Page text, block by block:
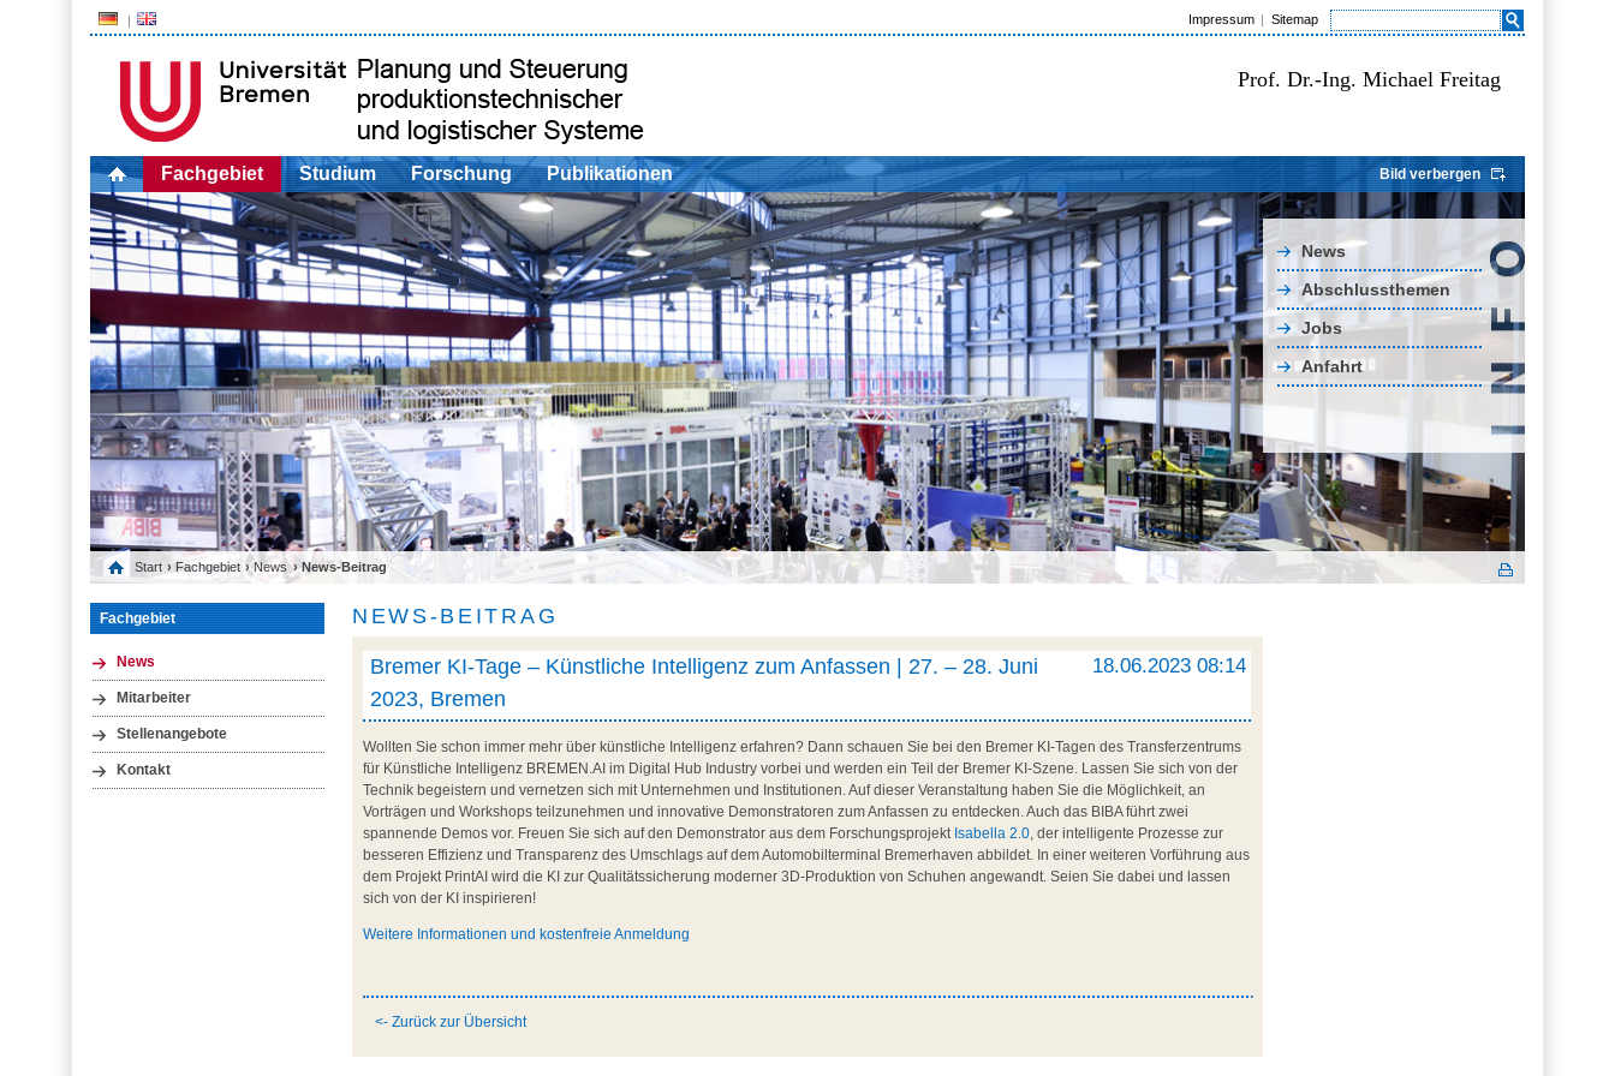
Impressum Sitemap
Prof. Dr.-Ing. Michael Freitag
Fachgebiet Studium Forschung Publikationen Bild verbergen
News
Abschlussthemen
Jobs
Anfahrt
Start › Fachgebiet ›News › News-Beitrag
Fachgebiet
News
Mitarbeiter
Stellenangebote
Kontakt
NEWS-BEITRAG
18.06.2023 08:14
Bremer KI-Tage – Künstliche Intelligenz zum Anfassen | 27. – 28. Juni
2023, Bremen
Wollten Sie schon immer mehr über künstliche Intelligenz erfahren? Dann schauen Sie bei den Bremer KI-Tagen des Transferzentrums
für Künstliche Intelligenz BREMEN.AI im Digital Hub Industry vorbei und werden ein Teil der Bremer KI-Szene. Lassen Sie sich von der
Technik begeistern und vernetzen sich mit Unternehmen und Institutionen. Auf dieser Veranstaltung haben Sie die Möglichkeit, an
Vorträgen und Workshops teilzunehmen und innovative Demonstratoren zum Anfassen zu entdecken. Auch das BIBA führt zwei
spannende Demos vor. Freuen Sie sich auf den Demonstrator aus dem Forschungsprojekt Isabella 2.0, der intelligente Prozesse zur
besseren Effizienz und Transparenz des Umschlags auf dem Automobilterminal Bremerhaven abbildet. In einer weiteren Vorführung aus
dem Projekt PrintAI wird die KI zur Qualitätssicherung moderner 3D-Produktion von Schuhen angewandt. Seien Sie dabei und lassen
sich von der KI inspirieren!
Weitere Informationen und kostenfreie Anmeldung
<- Zurück zur Übersicht